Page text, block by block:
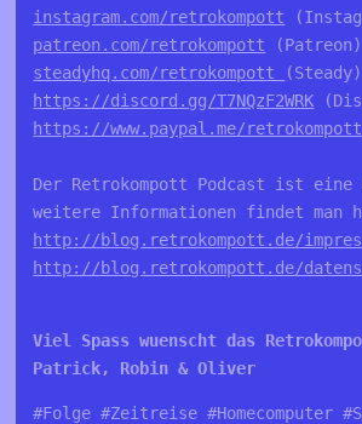
instagram.com/retrokompott
patreon.com/retrokompott
steadyhq.com/retrokompott
https://discord.gg/T7NQzF2WRK
https://www.paypal.me/retrokompott
Der Retrokompott Podcast ist
http://blog.retrokompott.de/
http://blog.retrokompott.de/
Viel Spass wuenscht das
Patrick, Robin & Oliver
#Folge #Zeitreise #Homecomputer